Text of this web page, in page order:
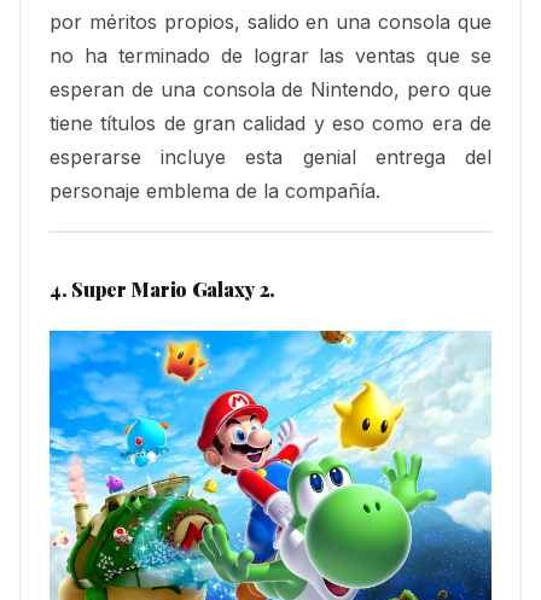
por méritos propios, salido en una consola que
no ha terminado de lograr las ventas que se
esperan de una consola de Nintendo, pero que
tiene títulos de gran calidad y eso como era de
esperarse incluye esta genial entrega del
personaje emblema de la compañía.
4. Super Mario Galaxy 2.